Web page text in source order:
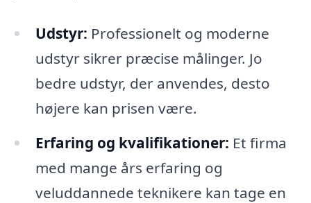
Udstyr: Professionelt og moderne
udstyr sikrer præcise målinger. Jo
bedre udstyr, der anvendes, desto
højere kan prisen være.
Erfaring og kvalifikationer: Et firma
med mange års erfaring og
veluddannede teknikere kan tage en